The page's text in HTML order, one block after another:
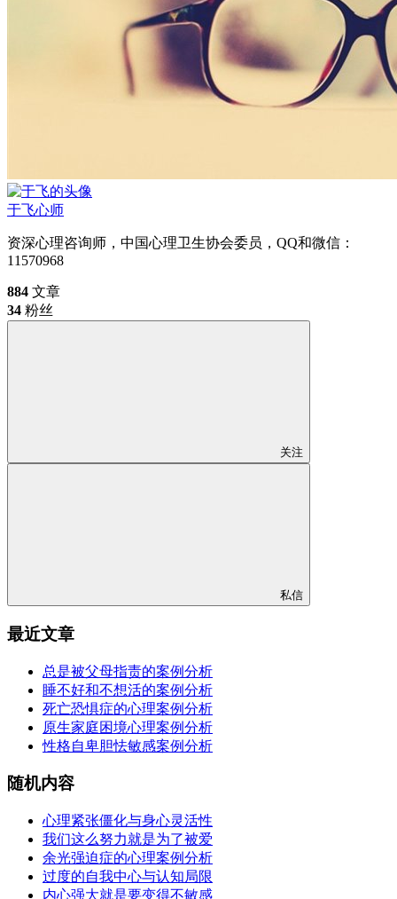
于飞心师
资深心理咨询师，中国心理卫生协会委员，QQ和微信：
11570968
884 文章
34 粉丝
关注
私信
最近文章
总是被父母指责的案例分析
睡不好和不想活的案例分析
死亡恐惧症的心理案例分析
原生家庭困境心理案例分析
性格自卑胆怯敏感案例分析
随机内容
心理紧张僵化与身心灵活性
我们这么努力就是为了被爱
余光强迫症的心理案例分析
过度的自我中心与认知局限
内心强大就是要变得不敏感